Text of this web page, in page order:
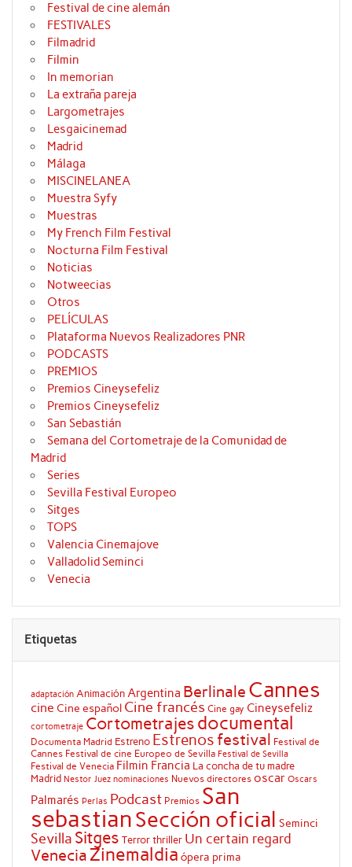
Festival de cine alemán
FESTIVALES
Filmadrid
Filmin
In memorian
La extraña pareja
Largometrajes
Lesgaicinemad
Madrid
Málaga
MISCINELANEA
Muestra Syfy
Muestras
My French Film Festival
Nocturna Film Festival
Noticias
Notweecias
Otros
PELÍCULAS
Plataforma Nuevos Realizadores PNR
PODCASTS
PREMIOS
Premios Cineysefeliz
Premios Cineysefeliz
San Sebastián
Semana del Cortometraje de la Comunidad de
Madrid
Series
Sevilla Festival Europeo
Sitges
TOPS
Valencia Cinemajove
Valladolid Seminci
Venecia
Etiquetas
adaptación AnimaciónArgentina Berlinale Cannes
cine Cine español Cine francés Cine gay Cineysefeliz
cortometraje Cortometrajes documental
Documenta Madrid Estreno Estrenos festival Festival de
Cannes Festival de cine Europeo de Sevilla Festival de Sevilla
Festival de Venecia Filmin Francia La concha de tu madre
Madrid Nestor Juez nominaciones Nuevos directores oscar Oscars
Palmarés Perlas Podcast Premios San
sebastianSección oficial Seminci
Sevilla Sitges Terrorthriller Un certain regard
Venecia Zinemaldia ópera prima